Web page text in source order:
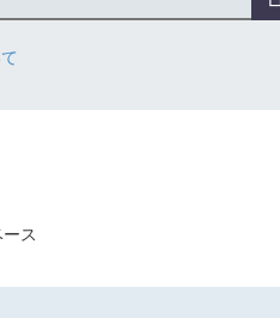
録
ス